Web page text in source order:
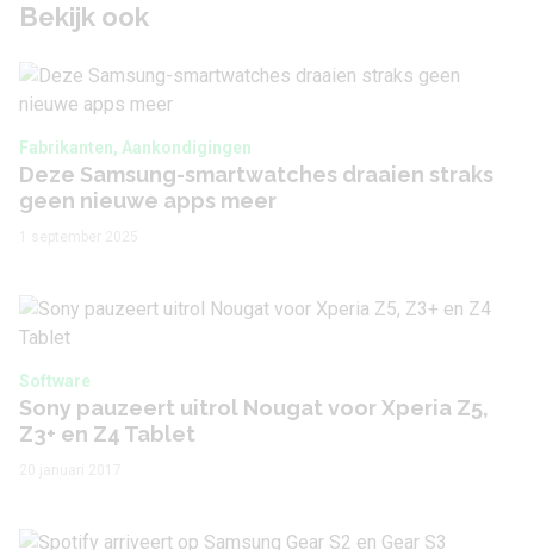
Bekijk ook
Fabrikanten, Aankondigingen
Deze Samsung-smartwatches draaien straks
geen nieuwe apps meer
Software
Sony pauzeert uitrol Nougat voor Xperia Z5,
Z3+ en Z4 Tablet